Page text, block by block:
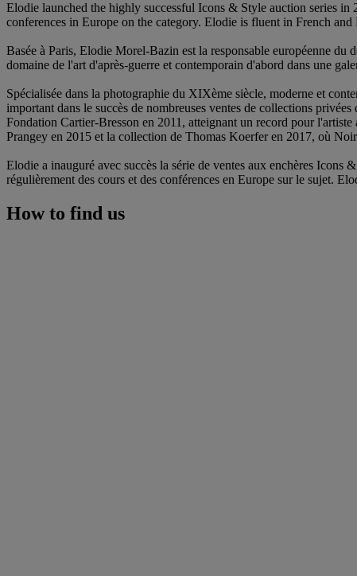
Elodie launched the highly successful Icons & Style auction series
conferences in Europe on the category. Elodie is fluent in French and
Basée à Paris, Elodie Morel-Bazin est la responsable européenne
domaine de l'art d'après-guerre et contemporain d'abord dans une
Spécialisée dans la photographie du XIXème siècle, moderne et
important dans le succès de nombreuses ventes de collections
Fondation Cartier-Bresson en 2011, atteignant un record pour
Prangey en 2015 et la collection de Thomas Koerfer en 2017, où
Elodie a inauguré avec succès la série de ventes aux enchères
régulièrement des cours et des conférences en Europe sur le sujet.
How to find us